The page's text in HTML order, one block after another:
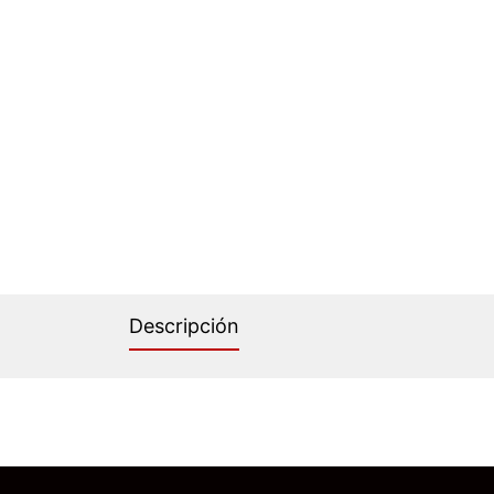
Descripción